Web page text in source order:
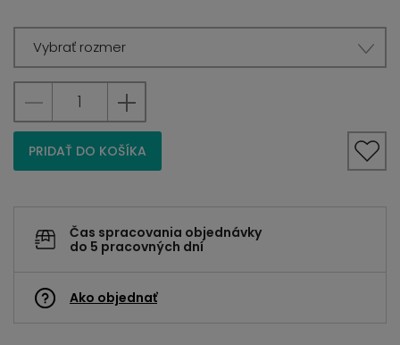
Vybrať rozmer
PRIDAŤ DO KOŠÍKA
Čas spracovania objednávky
do 5 pracovných dní
Ako objednať